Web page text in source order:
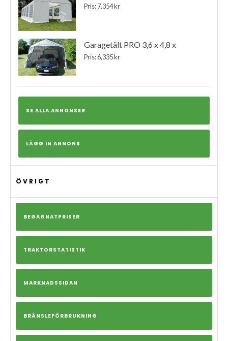
Pris: 7,354 kr
Garagetält PRO 3,6 x 4,8 x
Pris: 6,335 kr
SE ALLA ANNONSER
LÄGG IN ANNONS
ÖVRIGT
BEGAGNATPRISER
TRAKTORSTATISTIK
MARKNADSSIDAN
BRÄNSLEFÖRBRUKNING